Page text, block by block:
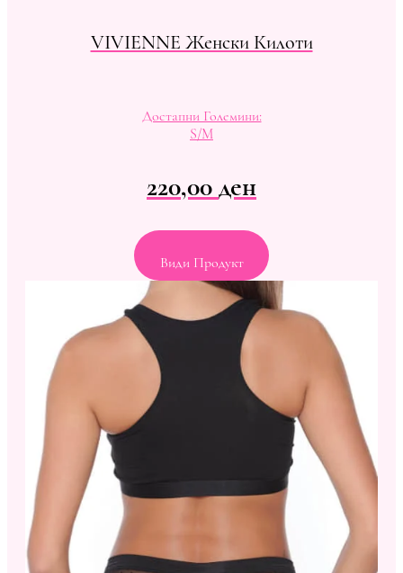
VIVIENNE Женски Килоти
Достапни Големини:
S/M
220,00ден
Види Продукт